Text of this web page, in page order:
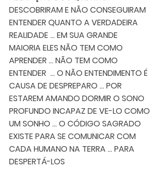
DESCOBRIRAM E NÃO CONSEGUIRAM
ENTENDER QUANTO A VERDADEIRA
REALIDADE ... EM SUA GRANDE
MAIORIA ELES NÃO TEM COMO
APRENDER ... NÃO TEM COMO
ENTENDER  ... O NÃO ENTENDIMENTO É
CAUSA DE DESPREPARO ... POR
ESTAREM AMANDO DORMIR O SONO
PROFUNDO INCAPAZ DE VE-LO COMO
UM SONHO ... O CÓDIGO SAGRADO
EXISTE PARA SE COMUNICAR COM
CADA HUMANO NA TERRA ... PARA
DESPERTÁ-LOS